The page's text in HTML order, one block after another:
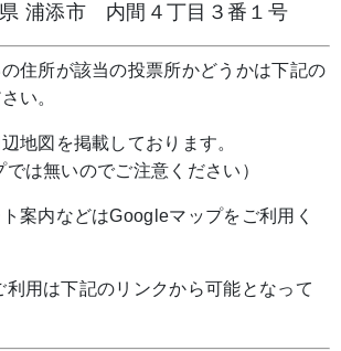
浦添市 内間４丁目３番１号
住所が該当の投票所かどうかは下記の
い。
地図を掲載しております。
は無いのでご注意ください）
案内などはGoogleマップをご利用く
用は下記のリンクから可能となって